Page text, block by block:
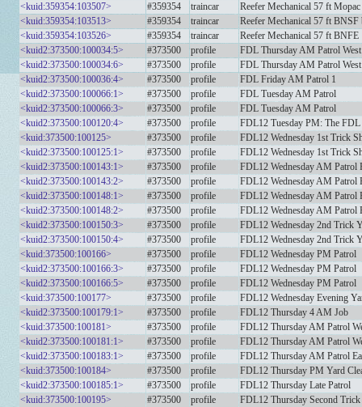
<kuid:359354:103507>
#359354 traincar
Reefer Mechanical 57 ft
<kuid:359354:103513>
#359354 traincar
Reefer Mechanical 57 ft BNSF
<kuid:359354:103526>
#359354 traincar
Reefer Mechanical 57 ft BNFE
<kuid2:373500:100034:5>
#373500 profile
FDL Thursday AM Patrol West
<kuid2:373500:100034:6>
#373500 profile
FDL Thursday AM Patrol West
<kuid2:373500:100036:4>
#373500 profile
FDL Friday AM Patrol 1
<kuid2:373500:100066:1>
#373500 profile
FDL Tuesday AM Patrol
<kuid2:373500:100066:3>
#373500 profile
FDL Tuesday AM Patrol
<kuid2:373500:100120:4>
#373500 profile
FDL12 Tuesday PM: The
<kuid:373500:100125>
#373500 profile
FDL12 Wednesday 1st Trick
<kuid2:373500:100125:1>
#373500 profile
FDL12 Wednesday 1st Trick
<kuid2:373500:100143:1>
#373500 profile
FDL12 Wednesday AM Patrol
<kuid2:373500:100143:2>
#373500 profile
FDL12 Wednesday AM Patrol
<kuid2:373500:100148:1>
#373500 profile
FDL12 Wednesday AM Patrol
<kuid2:373500:100148:2>
#373500 profile
FDL12 Wednesday AM Patrol
<kuid2:373500:100150:3>
#373500 profile
FDL12 Wednesday 2nd Trick
<kuid2:373500:100150:4>
#373500 profile
FDL12 Wednesday 2nd Trick
<kuid:373500:100166>
#373500 profile
FDL12 Wednesday PM Patrol
<kuid2:373500:100166:3>
#373500 profile
FDL12 Wednesday PM Patrol
<kuid2:373500:100166:5>
#373500 profile
FDL12 Wednesday PM Patrol
<kuid:373500:100177>
#373500 profile
FDL12 Wednesday Evening
<kuid2:373500:100179:1>
#373500 profile
FDL12 Thursday 4 AM Job
<kuid:373500:100181>
#373500 profile
FDL12 Thursday AM Patrol
<kuid2:373500:100181:1>
#373500 profile
FDL12 Thursday AM Patrol
<kuid2:373500:100183:1>
#373500 profile
FDL12 Thursday AM Patrol
<kuid:373500:100184>
#373500 profile
FDL12 Thursday PM Yard
<kuid2:373500:100185:1>
#373500 profile
FDL12 Thursday Late Patrol
<kuid:373500:100195>
#373500 profile
FDL12 Thursday Second Trick